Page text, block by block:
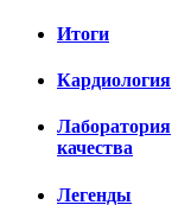
Итоги
Кардиология
Лаборатория
качества
Легенды